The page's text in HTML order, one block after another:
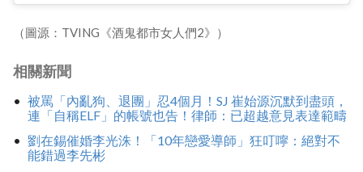
（圖源：TVING《酒鬼都市女人們2》）
相關新聞
被罵「內亂狗、退團」忍4個月！SJ 崔始源沉默到盡頭，
連「自稱ELF」的帳號也告！律師：已超越意見表達範疇
劉在錫催婚李光洙！「10年戀愛導師」狂叮嚀：絕對不
能錯過李先彬